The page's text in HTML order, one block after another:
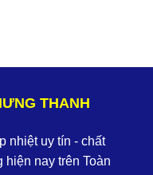
THANH
nhiệt uy tín - chất
nay trên Toàn